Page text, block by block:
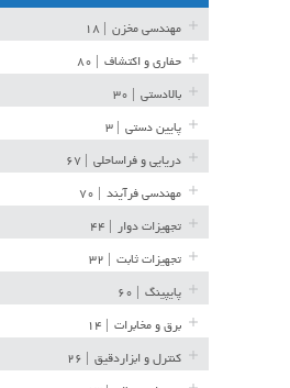
مهندسی مخزن
حفاری و اکتشاف
بالادستی
پایین دستی
دریایی و فراساحلی
مهندسی فرآیند
تجهیزات دوار
تجهیزات ثابت
پایپینگ
برق و مخابرات
کنترل و ابزاردقیق